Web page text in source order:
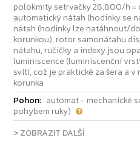
polokmity setrvačky 28.800/h =
automatický nátah (hodinky se
nátah (hodinky lze natáhnout/
korunkou), rotor samonátahu
nátahu, ručičky a indexy jsou
luminiscence (luminiscenční
svítí, což je praktické za šera a
korunka
Pohon: automat - mechanické
pohybem ruky)
> ZOBRAZIT DALŠÍ